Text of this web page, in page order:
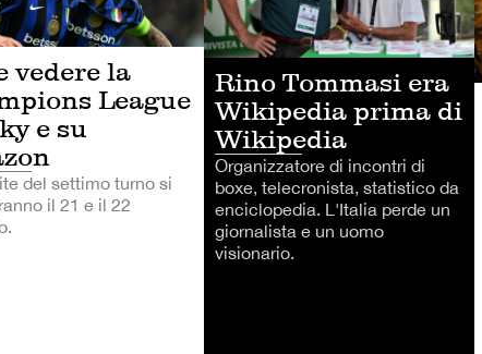
vedere la
League
e su
del settimo turno si
il 21 e il 22
Rino Tommasi era
Wikipedia prima di
Wikipedia
Organizzatore di incontri di
boxe, telecronista, statistico da
enciclopedia. L'Italia perde un
giornalista e un uomo
visionario.